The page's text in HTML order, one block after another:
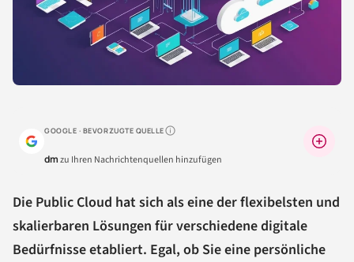
GOOGLE · BEVORZUGTE QUELLEWarum lohnt sich das?
dmzu Ihren Nachrichtenquellen hinzufügen
Die Public Cloud hat sich als eine der flexibelsten und
skalierbaren Lösungen für verschiedene digitale
Bedürfnisse etabliert. Egal, ob Sie eine persönliche